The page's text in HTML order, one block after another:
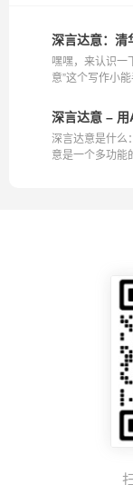
深言达意：清
嘿嘿，来认识一
意”这个写作小
深言达意 – 用
深言达意是什么
意是一个多功能